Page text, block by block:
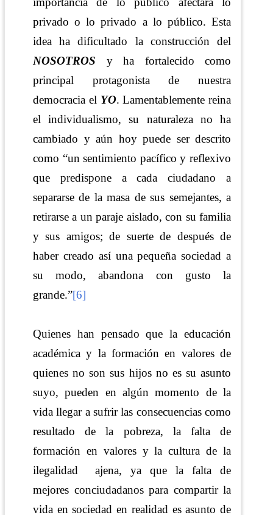
privado o lo privado a lo público. Esta
idea ha dificultado la construcción del
NOSOTROS y ha fortalecido como
principal protagonista de nuestra
democracia el YO. Lamentablemente reina
el individualismo, su naturaleza no ha
cambiado y aún hoy puede ser descrito
como “un sentimiento pacífico y reflexivo
que predispone a cada ciudadano a
separarse de la masa de sus semejantes, a
retirarse a un paraje aislado, con su familia
y sus amigos; de suerte de después de
haber creado así una pequeña sociedad a
su modo, abandona con gusto la
grande.”[6]
Quienes han pensado que la educación
académica y la formación en valores de
quienes no son sus hijos no es su asunto
suyo, pueden en algún momento de la
vida llegar a sufrir las consecuencias como
resultado de la pobreza, la falta de
formación en valores y la cultura de la
ilegalidad ajena, ya que la falta de
mejores conciudadanos para compartir la
vida en sociedad en realidad es asunto de